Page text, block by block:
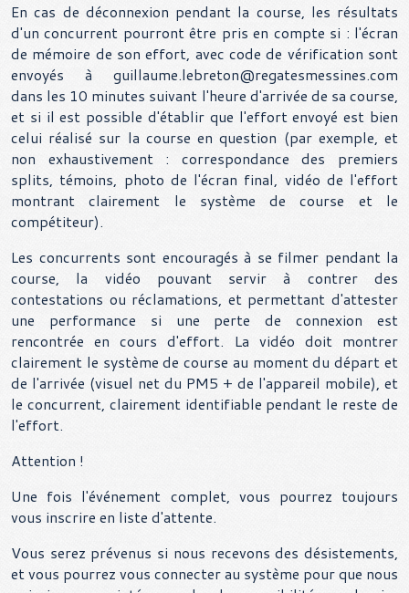
En cas de déconnexion pendant la course, les résultats
d'un concurrent pourront être pris en compte si : l'écran
de mémoire de son effort, avec code de vérification sont
envoyés à guillaume.lebreton@regatesmessines.com
dans les 10 minutes suivant l'heure d'arrivée de sa course,
et si il est possible d'établir que l'effort envoyé est bien
celui réalisé sur la course en question (par exemple, et
non exhaustivement : correspondance des premiers
splits, témoins, photo de l'écran final, vidéo de l'effort
montrant clairement le système de course et le
compétiteur).
Les concurrents sont encouragés à se filmer pendant la
course, la vidéo pouvant servir à contrer des
contestations ou réclamations, et permettant d'attester
une performance si une perte de connexion est
rencontrée en cours d'effort. La vidéo doit montrer
clairement le système de course au moment du départ et
de l'arrivée (visuel net du PM5 + de l'appareil mobile), et
le concurrent, clairement identifiable pendant le reste de
l'effort.
Attention !
Une fois l'événement complet, vous pourrez toujours
vous inscrire en liste d'attente.
Vous serez prévenus si nous recevons des désistements,
et vous pourrez vous connecter au système pour que nous